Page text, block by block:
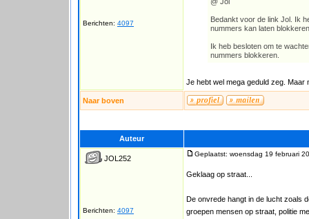
Berichten: 4097
Bedankt voor de link Jol. Ik
nummers kan laten
Ik heb besloten om te
nummers blokkeren.
Je hebt wel mega geduld zeg. Maar
Naar boven
Auteur
JOL252
Berichten: 4097
Geplaatst: woensdag 19 februari
Geklaag op straat...
De onvrede hangt in de lucht zoals
groepen mensen op straat, politie